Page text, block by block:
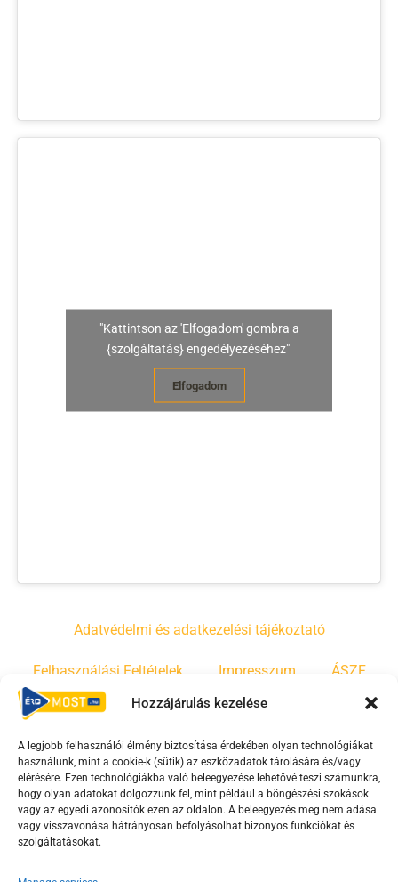
Hozzájárulás kezelése
A legjobb felhasználói élmény biztosítása érdekében olyan technológiákat
használunk, mint a cookie-k (sütik) az eszközadatok tárolására és/vagy
elérésére. Ezen technológiákba való beleegyezése lehetővé teszi számunkra,
hogy olyan adatokat dolgozzunk fel, mint például a böngészési szokások
vagy az egyedi azonosítók ezen az oldalon. A beleegyezés meg nem adása
vagy visszavonása hátrányosan befolyásolhat bizonyos funkciókat és
szolgáltatásokat.
"Kattintson az 'Elfogadom' gombra a
{szolgáltatás} engedélyezéséhez"
Elfogadom
Adatvédelmi és adatkezelési tájékoztató
Felhasználási Feltételek Impresszum ÁSZF
Irányelvek Moderálási szabályzat
F
a
c
e
Y
o
u
t
T
i
k